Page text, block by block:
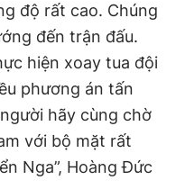
độ rất cao. Chúng
đến trận đấu.
hiện xoay tua đội
phương án tấn
hãy cùng chờ
với bộ mặt rất
Nga”, Hoàng Đức